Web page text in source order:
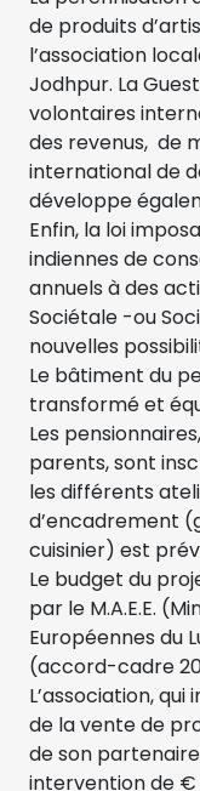
de produits
l’association
Jodhpur. La
volontaires
des revenus, de
international de
développe
Enfin, la loi
indiennes de
annuels à des
Sociétale -ou
nouvelles
Le bâtiment du
transformé et
Les
parents, sont
les différents
d’encadrement
cuisinier) est
Le budget du
par le M.A.E.E.
Européennes du
(accord-cadre
L’association,
de la vente de
de son
intervention de €